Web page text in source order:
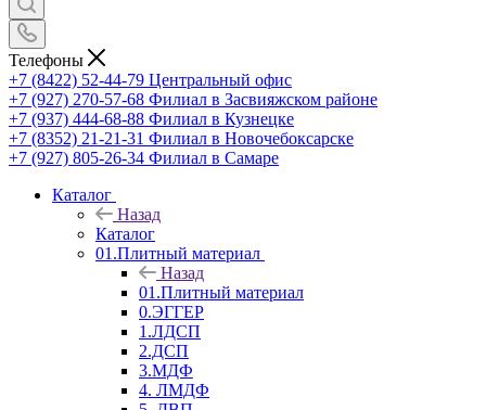
Телефоны
+7 (8422) 52-44-79 Центральный офис
+7 (927) 270-57-68 Филиал в Засвияжском районе
+7 (937) 444-68-88 Филиал в Кузнецке
+7 (8352) 21-21-31 Филиал в Новочебоксарске
+7 (927) 805-26-34 Филиал в Самаре
Каталог
Назад
Каталог
01.Плитный материал
Назад
01.Плитный материал
0.ЭГГЕР
1.ЛДСП
2.ДСП
3.МДФ
4. ЛМДФ